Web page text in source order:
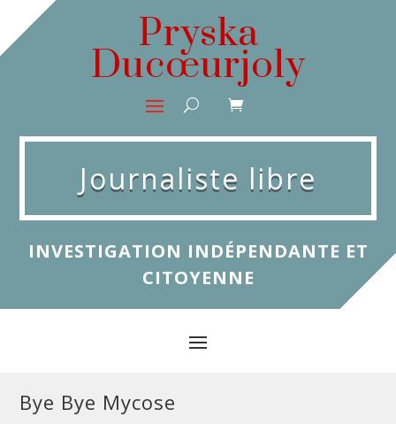
Pryska
Ducœurjoly
Journaliste libre
INVESTIGATION INDÉPENDANTE ET
CITOYENNE
Bye Bye Mycose